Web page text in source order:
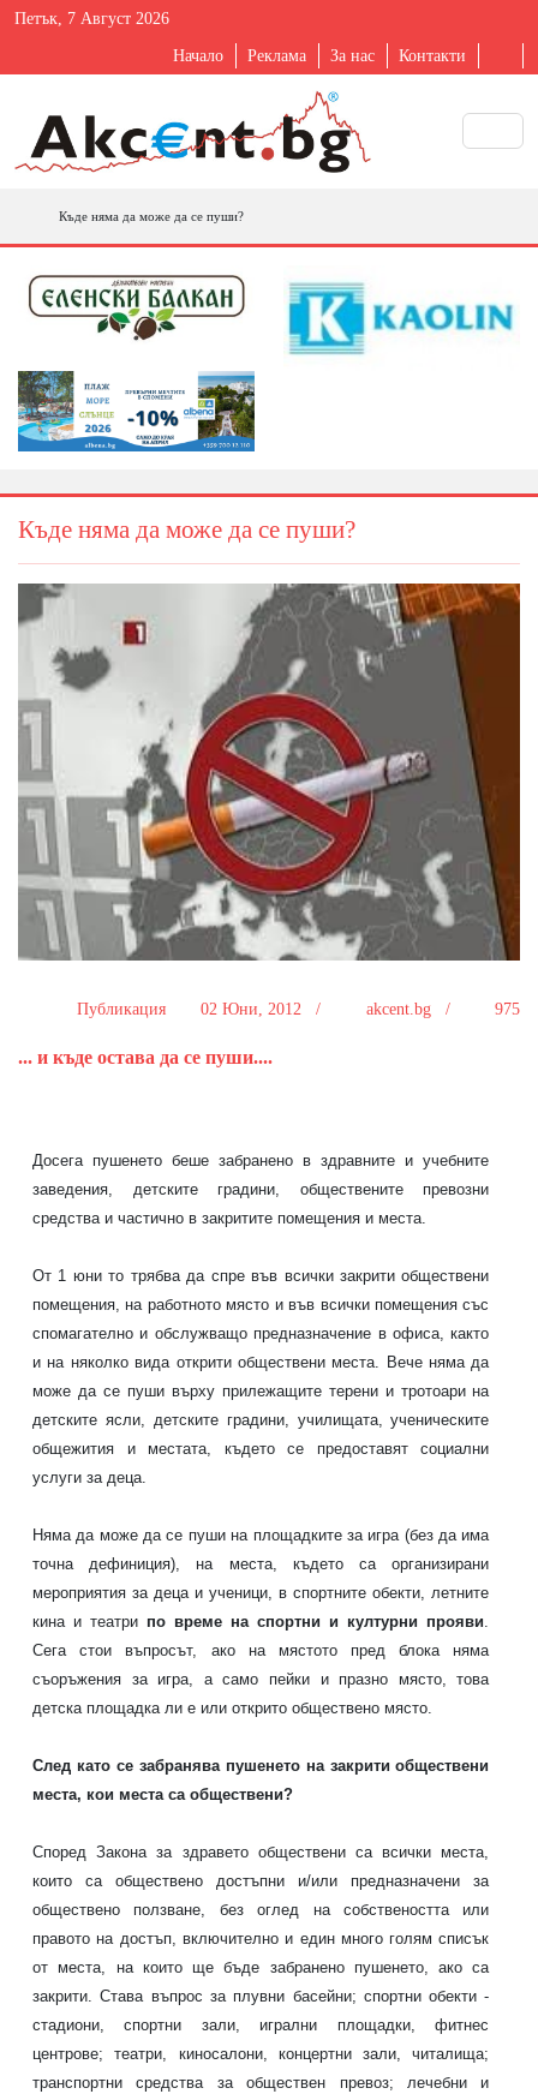
Петък, 7 Август 2026
Начало Реклама За нас Контакти
Къде няма да може да се пуши?
Къде няма да може да се пуши?
Публикация 02 Юни, 2012 / akcent.bg / 975
... и къде остава да се пуши....
Досега пушенето беше забранено в здравните и учебните
заведения, детските градини, обществените превозни
средства и частично в закритите помещения и места.
От 1 юни то трябва да спре във всички закрити обществени
помещения, на работното място и във всички помещения със
спомагателно и обслужващо предназначение в офиса, както
и на няколко вида открити обществени места. Вече няма да
може да се пуши върху прилежащите терени и тротоари на
детските ясли, детските градини, училищата, ученическите
общежития и местата, където се предоставят социални
услуги за деца.
Няма да може да се пуши на площадките за игра (без да има
точна дефиниция), на места, където са организирани
мероприятия за деца и ученици, в спортните обекти, летните
кина и театри по време на спортни и културни прояви
Сега стои въпросът, ако на мястото пред блока няма
съоръжения за игра, а само пейки и празно място, това
детска площадка ли е или открито обществено място.
След като се забранява пушенето на закрити обществени
места, кои места са обществени?
Според Закона за здравето обществени са всички места,
които са обществено достъпни и/или предназначени за
обществено ползване, без оглед на собствеността или
правото на достъп, включително и един много голям списък
от места, на които ще бъде забранено пушенето, ако са
закрити. Става въпрос за плувни басейни; спортни обекти -
стадиони, спортни зали, игрални площадки, фитнес
центрове; театри, киносалони, концертни зали, читалища;
транспортни средства за обществен превоз; лечебни и